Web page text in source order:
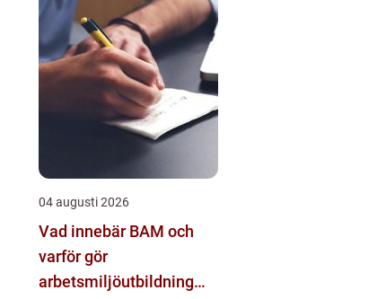
04 augusti 2026
Vad innebär BAM och
varför gör
arbetsmiljöutbildning